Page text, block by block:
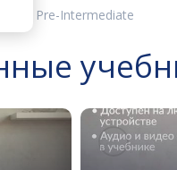
Pre-Intermediate